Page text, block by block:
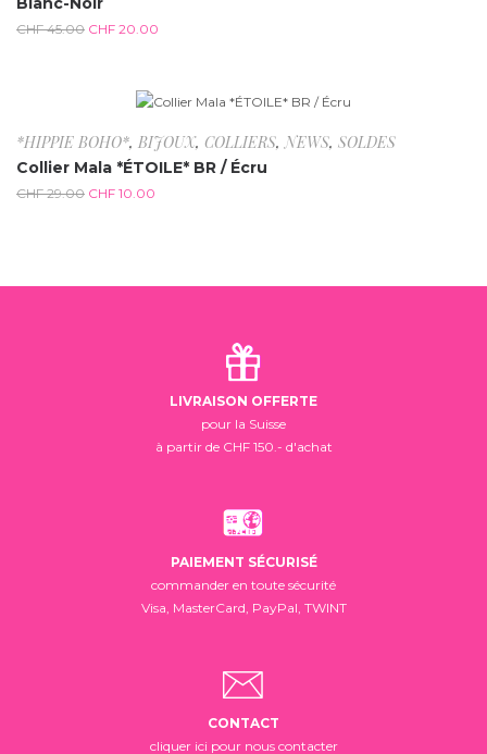
CHF45.00 CHF 20.00
-65.5%
*HIPPIE BOHO*, BIJOUX, COLLIERS,NEWS, SOLDES
Collier Mala *ÉTOILE* BR / Écru
CHF29.00 CHF 10.00
LIVRAISON OFFERTE
pour la Suisse
à partir de CHF 150.- d'achat
PAIEMENT SÉCURISÉ
commander en toute sécurité
Visa, MasterCard, PayPal, TWINT
CONTACT
cliquer ici pour nous contacter